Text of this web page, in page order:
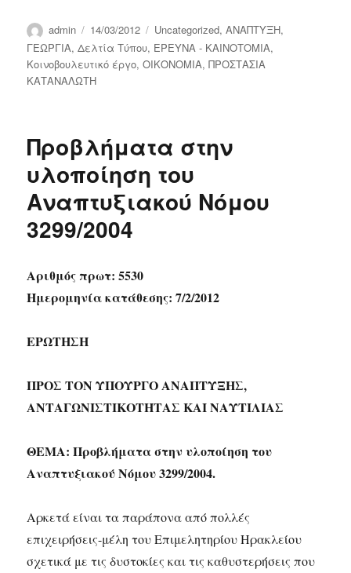
Author
admin
Posted
on
14/03/2012 Categories
Uncategorized,ΑΝΑΠΤΥΞΗ,
ΓΕΩΡΓΙΑ,Δελτία Τύπου, ΕΡΕΥΝΑ - ΚΑΙΝΟΤΟΜΙΑ,
Κοινοβουλευτικό έργο,ΟΙΚΟΝΟΜΙΑ,ΠΡΟΣΤΑΣΙΑ
ΚΑΤΑΝΑΛΩΤΗ
Προβλήματα στην
υλοποίηση του
Αναπτυξιακού Νόμου
3299/2004
Αριθμός πρωτ: 5530
Ημερομηνία κατάθεσης: 7/2/2012
ΕΡΩΤΗΣΗ
ΠΡΟΣ ΤΟΝ ΥΠΟΥΡΓΟ ΑΝΑΠΤΥΞΗΣ,
ΑΝΤΑΓΩΝΙΣΤΙΚΟΤΗΤΑΣ ΚΑΙ ΝΑΥΤΙΛΙΑΣ
ΘΕΜΑ: Προβλήματα στην υλοποίηση του
Αναπτυξιακού Νόμου 3299/2004.
Αρκετά είναι τα παράπονα από πολλές
επιχειρήσεις-μέλη του Επιμελητηρίου Ηρακλείου
σχετικά με τις δυστοκίες και τις καθυστερήσεις που